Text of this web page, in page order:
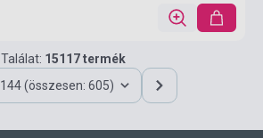
Találat: 15117 termék
144 (összesen: 605)